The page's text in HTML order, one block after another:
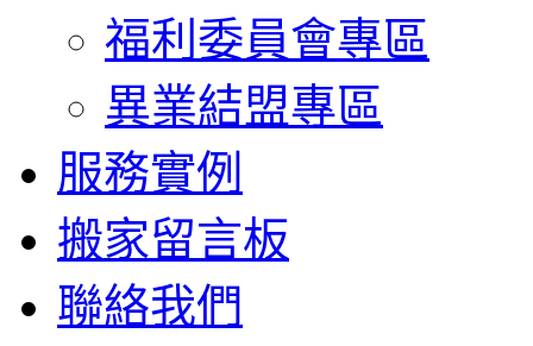
福利委員會專區
異業結盟專區
服務實例
搬家留言板
聯絡我們